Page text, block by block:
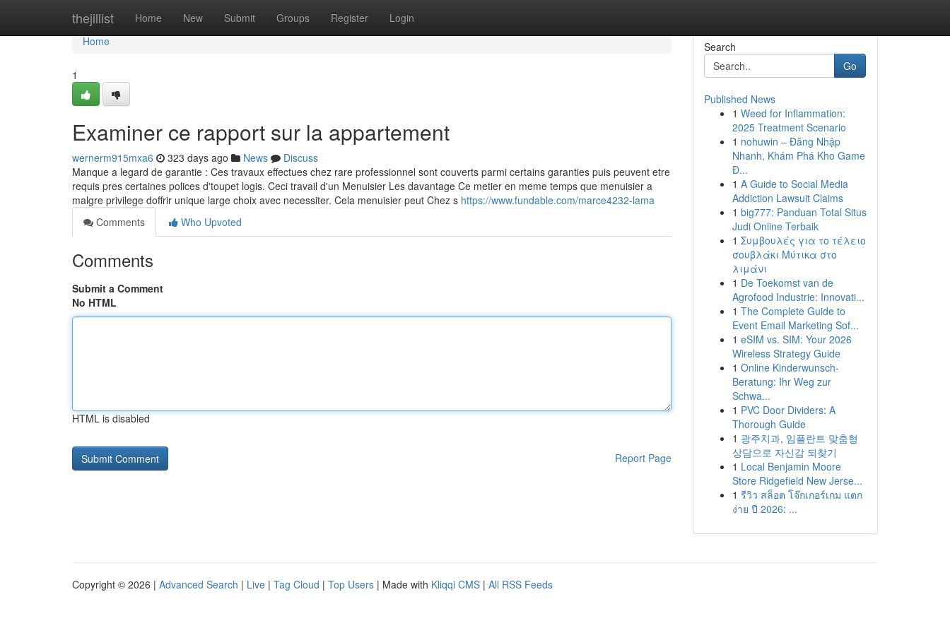
thejillist Home New Submit Groups Register Login
Home
Home
1
Examiner ce rapport sur la appartement
wernerm915mxa6 323 days ago News
Discuss
Manque a legard de garantie : Ces travaux effectues chez rare professionnel sont couverts parmi certains garanties puis peuvent etre
requis pres certaines polices d'toupet logis. Ceci travail d'un Menuisier Les davantage Ce metier en meme temps que menuisier a
malgre privilege doffrir unique large choix avec necessiter. Cela menuisier peut Chez s https://www.fundable.com/marce4232-lama
Comments
Who Upvoted
Comments
Submit a Comment
No HTML
HTML is disabled
Report Page
Search
Go
Published News
1 Weed for Inflammation:
2025 Treatment Scenario
1 nohuwin – Đăng Nhập
Nhanh, Khám Phá Kho Game
Đ...
1 A Guide to Social Media
Addiction Lawsuit Claims
1 big777: Panduan Total Situs
Judi Online Terbaik
1 Συμβουλές για το τέλειο
σουβλάκι Μύτικα στο
λιμάνι
1 De Toekomst van de
Agrofood Industrie: Innovati...
1 The Complete Guide to
Event Email Marketing Sof...
1 eSIM vs. SIM: Your 2026
Wireless Strategy Guide
1 Online Kinderwunsch-
Beratung: Ihr Weg zur
Schwa...
1 PVC Door Dividers: A
Thorough Guide
1 광주치과, 임플란트 맞춤형
상담으로 자신감 되찾기
1 Local Benjamin Moore
Store Ridgefield New Jerse...
1 รีวิว สล็อต โจ๊กเกอร์เกม แตก
ง่าย ปี 2026: ...
Copyright © 2026 | Advanced Search | Live | Tag Cloud | Top Users | Made with Kliqqi CMS | All RSS Feeds